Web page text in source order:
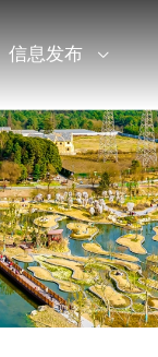
信息发布